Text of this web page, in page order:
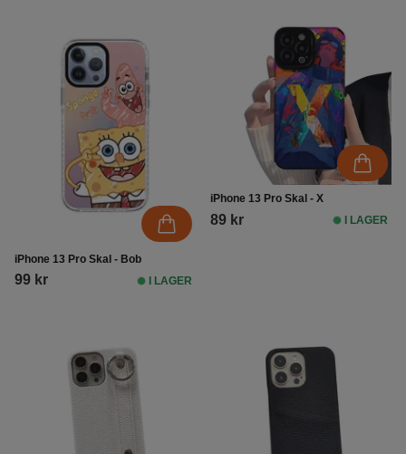
iPhone 13 Pro Skal - Bob
99 kr I LAGER
iPhone 13 Pro Skal - X
89 kr I LAGER